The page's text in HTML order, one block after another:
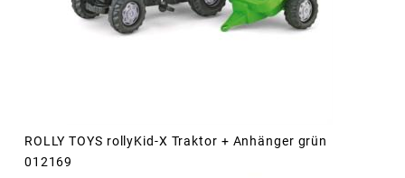
ROLLY TOYS rollyKid-X Traktor + Anhänger grün
012169